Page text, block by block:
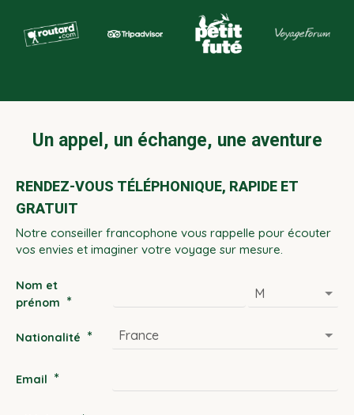
Un appel, un échange, une aventure
RENDEZ-VOUS TÉLÉPHONIQUE, RAPIDE ET
GRATUIT
Notre conseiller francophone vous rappelle pour écouter
vos envies et imaginer votre voyage sur mesure.
Nom et
prénom *
Nationalité *
Email *